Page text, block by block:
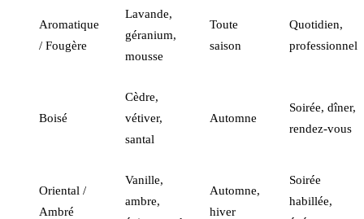
Aromatique
/ Fougère
Lavande,
géranium,
mousse
Toute
saison
Quotidien,
professionnel
Boisé
Cèdre,
vétiver,
santal
Automne
Soirée, dîner,
rendez-vous
Oriental /
Ambré
Vanille,
ambre,
Automne,
hiver
Soirée
habillée,